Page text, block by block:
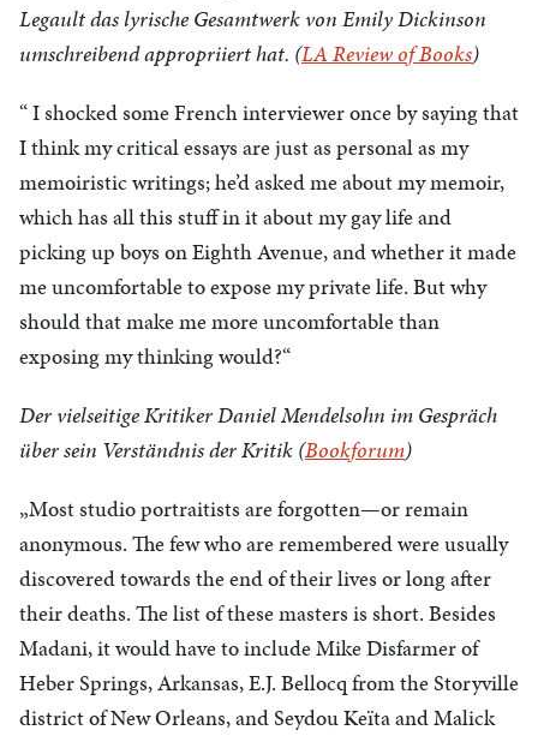
Legault das lyrische Gesamtwerk von Emily Dickinson
umschreibend appropriiert hat. (LA Review of Books)
“ I shocked some French interviewer once by saying that
I think my critical essays are just as personal as my
memoiristic writings; he’d asked me about my memoir,
which has all this stuff in it about my gay life and
picking up boys on Eighth Avenue, and whether it made
me uncomfortable to expose my private life. But why
should that make me more uncomfortable than
exposing my thinking would?“
Der vielseitige Kritiker Daniel Mendelsohn im Gespräch
über sein Verständnis der Kritik (Bookforum)
„Most studio portraitists are forgotten—or remain
anonymous. The few who are remembered were usually
discovered towards the end of their lives or long after
their deaths. The list of these masters is short. Besides
Madani, it would have to include Mike Disfarmer of
Heber Springs, Arkansas, E.J. Bellocq from the Storyville
district of New Orleans, and Seydou Keïta and Malick